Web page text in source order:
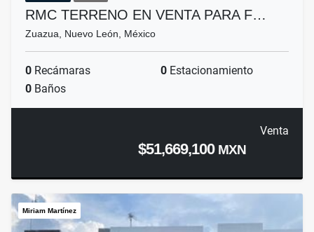
RMC TERRENO EN VENTA PARA F…
Zuazua, Nuevo León, México
0 Recámaras 0 Estacionamiento
0 Baños
Venta
$51,669,100 MXN
Miriam Martínez